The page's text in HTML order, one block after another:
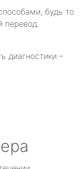
будь то
перевод.
диагностики –